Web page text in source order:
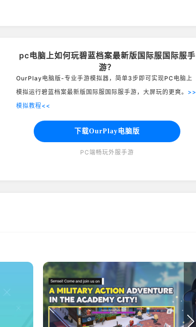
pc电脑上如何玩碧蓝档案最新版国际服国际服手
游？
OurPlay电脑版-专业手游模拟器，简单3步即可实现PC电脑上
模拟运行碧蓝档案最新版国际服国际服手游，大屏玩的更爽。 >>
模拟教程<<
下载OurPlay电脑版
PC端畅玩外服手游